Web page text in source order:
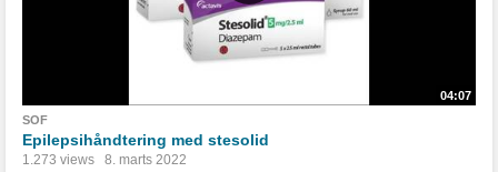
04:07
SOF
Epilepsihåndtering med stesolid
1.273 views 8. marts 2022